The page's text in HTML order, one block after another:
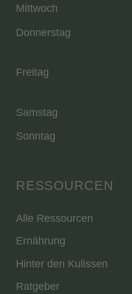
RESSOURCEN
Alle Ressourcen
Ernährung
Hinter den Kulissen
Ratgeber
Mittwoch
Donnerstag
Freitag
Samstag
Sonntag